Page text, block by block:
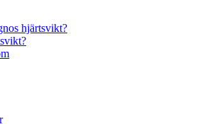
hjärtsvikt?